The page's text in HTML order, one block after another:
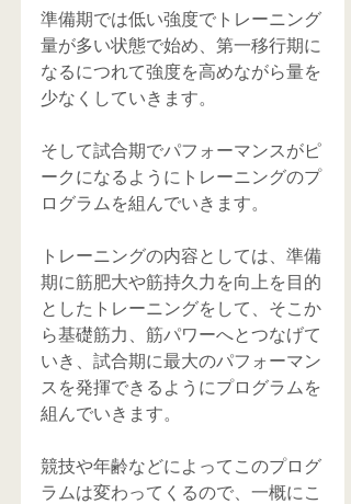
準備期では低い強度でトレーニング
量が多い状態で始め、第一移行期に
なるにつれて強度を高めながら量を
少なくしていきます。
そして試合期でパフォーマンスがピ
ークになるようにトレーニングのプ
ログラムを組んでいきます。
トレーニングの内容としては、準備
期に筋肥大や筋持久力を向上を目的
としたトレーニングをして、そこか
ら基礎筋力、筋パワーへとつなげて
いき、試合期に最大のパフォーマン
スを発揮できるようにプログラムを
組んでいきます。
競技や年齢などによってこのプログ
ラムは変わってくるので、一概にこ